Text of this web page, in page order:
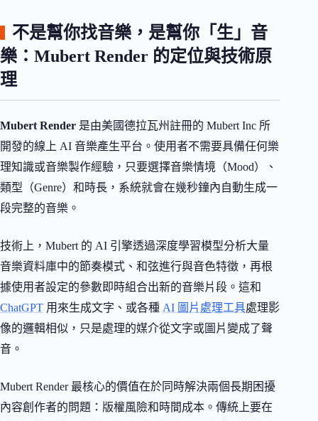
不是幫你找音樂，是幫你「生」音
樂：Mubert Render 的定位與技術原
理
Mubert Render 是由美國德拉瓦州註冊的 Mubert Inc 所
開發的線上 AI 音樂產生平台。使用者不需要具備任何樂
理知識或音樂製作經驗，只要選擇音樂情境（Mood）、
類型（Genre）和時長，系統就會在幾秒鐘內自動生成一
段完整的音樂。
技術上，Mubert 的 AI 引擎透過深度學習模型分析大量
音樂資料庫中的節奏模式、和弦進行與音色特徵，再根
據使用者設定的參數即時組合出新的音樂片段。這和
ChatGPT 用來生成文字、或各種 AI 圖片處理工具處理影
像的邏輯相似，只是處理的媒介從文字或圖片變成了聲
音。
Mubert Render 最核心的價值在於同時解決兩個長期困擾
內容創作者的問題：版權風險和時間成本。傳統上要在